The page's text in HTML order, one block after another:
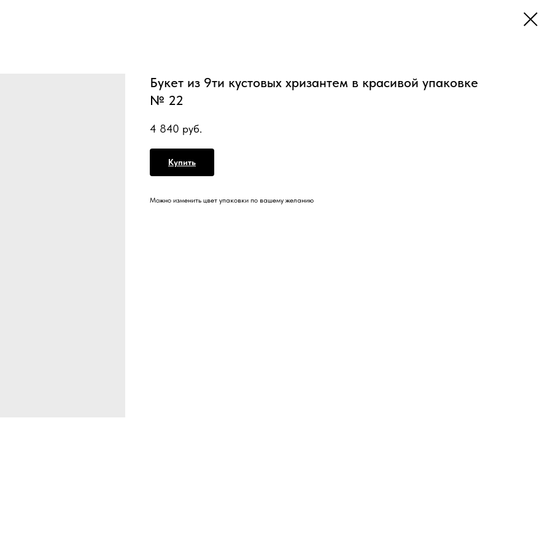
Букет из 9ти кустовых хризантем в красивой упаковке
№ 22
4 840 руб.
Купить
Можно изменить цвет упаковки по вашему желанию